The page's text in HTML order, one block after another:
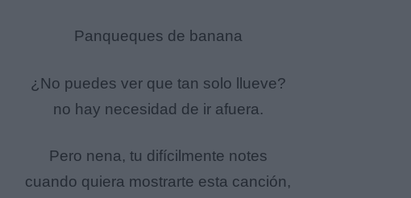
Panqueques de banana
¿No puedes ver que tan solo llueve?
no hay necesidad de ir afuera.
Pero nena, tu difícilmente notes
cuando quiera mostrarte esta canción,